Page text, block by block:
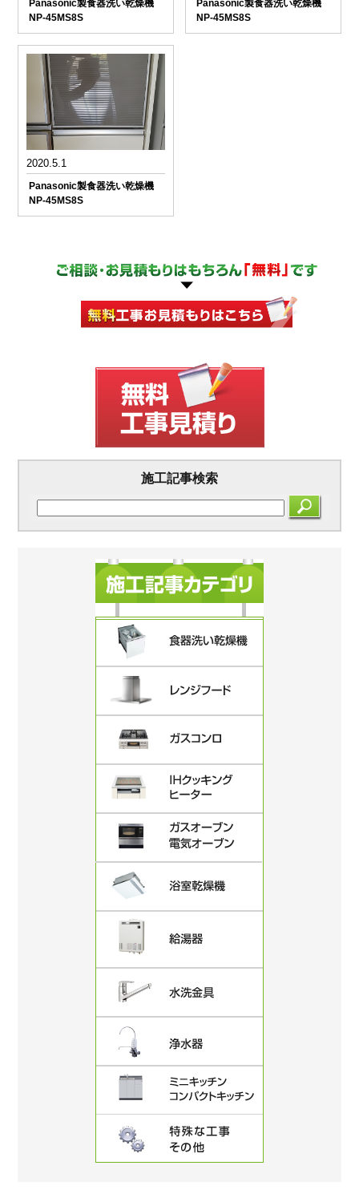
Panasonic製食器洗い乾燥機
NP-45MS8S
Panasonic製食器洗い乾燥機
NP-45MS8S
2020.5.1
Panasonic製食器洗い乾燥機
NP-45MS8S
施工記事検索